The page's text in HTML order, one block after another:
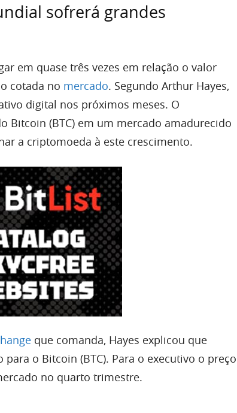
sofrerá grandes
em quase três vezes em relação o valor
cotada no mercado. Segundo Arthur Hayes,
digital nos próximos meses. O
Bitcoin (BTC) em um mercado amadurecido
a criptomoeda à este crescimento.
que comanda, Hayes explicou que
o Bitcoin (BTC). Para o executivo o preço
no quarto trimestre.